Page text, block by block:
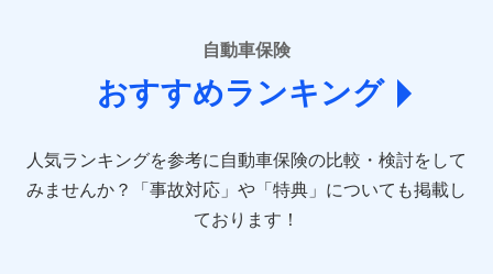
あいおいニッセイ同和損害保険株式会社
(https://www.aioinissaydowa.co.jp/)
アクサ損害保険株式会社 (https://www.axa-
direct.co.jp/)
sompo.co.jp/)
東京海上ダイレクト損害保険株式会社 (https://www.e-
AIG損害保険株式会社 (https://www.aig.co.jp/sonpo)
自動車保険
おすすめランキング
人気ランキングを参考に自動車保険の比較・検討をして
みませんか？
「事故対応」や「特典」についても掲載し
ております！